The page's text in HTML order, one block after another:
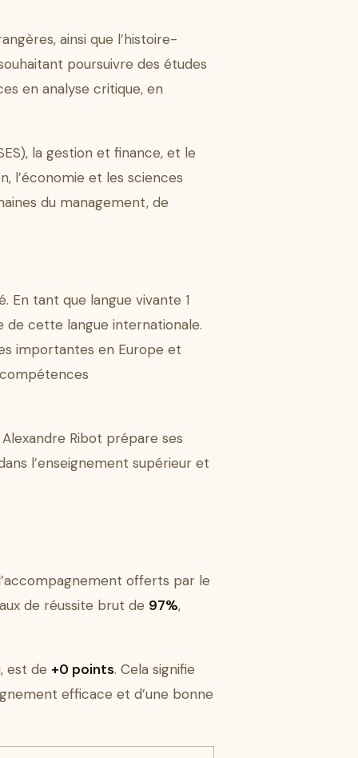
ainsi que l’histoire-
poursuivre des études
en analyse critique, en
la gestion et finance, et le
l’économie et les sciences
du management, de
En tant que langue vivante 1
de cette langue internationale.
importantes en Europe et
Ribot prépare ses
l’enseignement supérieur et
offerts par le
de réussite brut de 97%,
est de +0 points. Cela signifie
efficace et d’une bonne